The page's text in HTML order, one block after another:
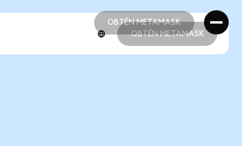
OBTÉN METAMASK
OBTÉN METAMASK
OBTÉN METAMASK